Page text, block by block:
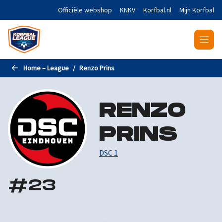
Naar de hoofdinhoud gaanOfficiële webshop KNKV Korfbal.nl Mijn Korfbal
Home – League Renzo Prins
RENZO
PRINS
DSC 1
#23